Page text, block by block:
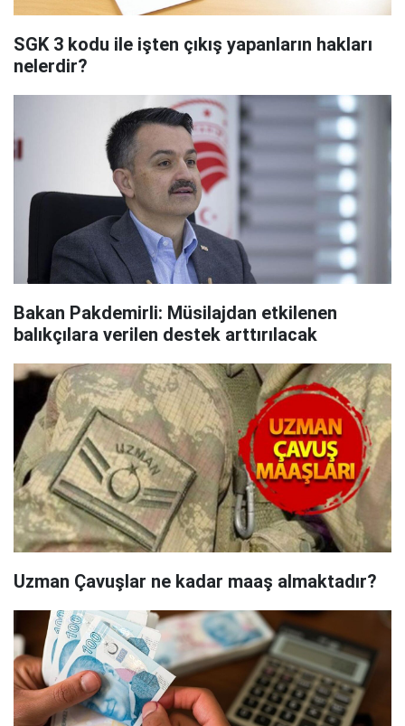
SGK 3 kodu ile işten çıkış yapanların hakları
nelerdir?
Bakan Pakdemirli: Müsilajdan etkilenen
balıkçılara verilen destek arttırılacak
Uzman Çavuşlar ne kadar maaş almaktadır?